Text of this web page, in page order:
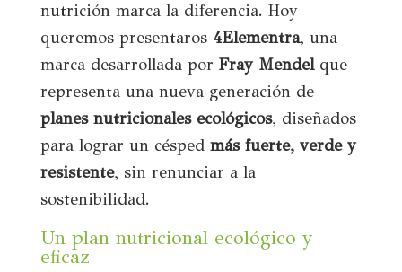
nutrición marca la diferencia. Hoy
queremos presentaros 4Elementra, una
marca desarrollada por Fray Mendelque
representa una nueva generación de
planes nutricionales ecológicos, diseñados
para lograr un césped más fuerte, verde y
resistente, sin renunciar a la
sostenibilidad.
Un plan nutricional ecológico y
eficaz